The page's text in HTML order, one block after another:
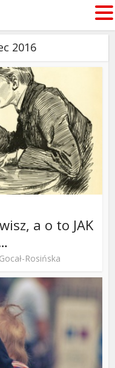
2016
a o to JAK
Rosińska